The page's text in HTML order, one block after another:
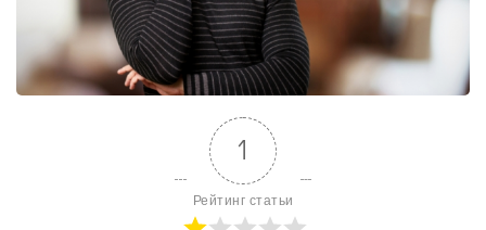
1
Рейтинг статьи